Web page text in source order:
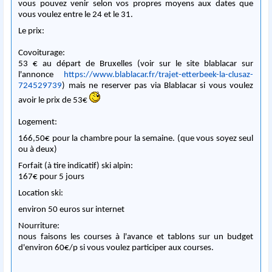
vous pouvez venir selon vos propres moyens aux dates que
vous voulez entre le 24 et le 31.
Le prix:
Covoiturage:
53 € au départ de Bruxelles (voir sur le site blablacar sur
l'annonce
https://www.blablacar.fr/trajet-etterbeek-la-clusaz-
724529739) mais ne reserver pas via Blablacar si vous voulez
avoir le prix de 53€
Logement:
166,50€ pour la chambre pour la semaine. (que vous soyez seul
ou à deux)
Forfait (à tire indicatif) ski alpin:
167€ pour 5 jours
Location ski:
environ 50 euros sur internet
Nourriture:
nous faisons les courses à l'avance et tablons sur un budget
d'environ 60€/p si vous voulez participer aux courses.